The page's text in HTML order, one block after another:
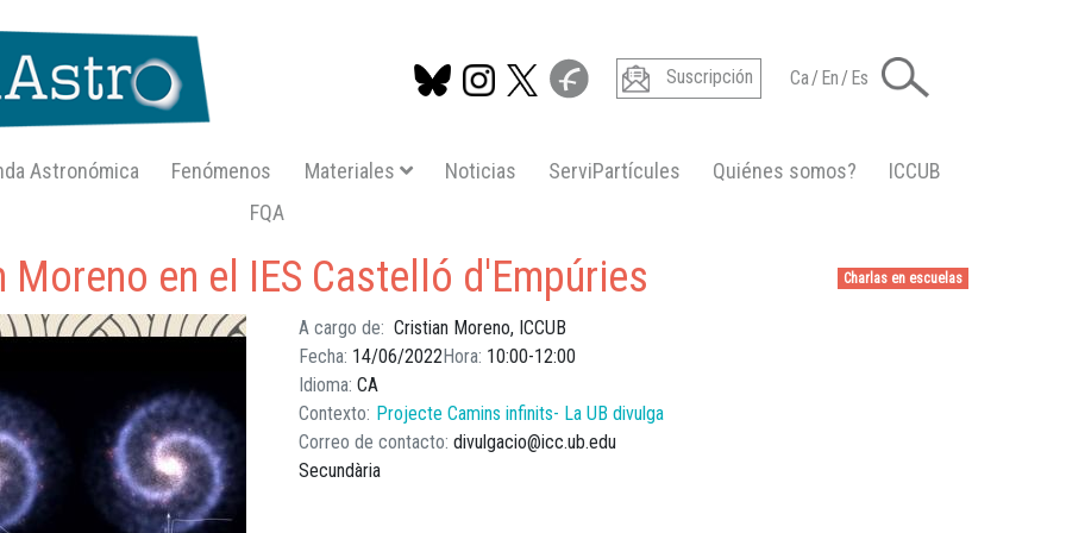
Pasar
contenido
Suscripción Ca/En/Es
Astronómica Fenómenos Materiales Noticias ServiPartícules Quiénes somos?
ICCUB
FQA
cristian moreno en el ies castello dempuries
Charlas en escuelas
en el IES Castelló d'Empúries
A cargo de
Cristian Moreno, ICCUB
Fecha 14/06/2022 Hora 10:00 12:00
Idioma CA
Contexto
Projecte Camins infinits- La UB divulga
Correo de contacto divulgacio@icc.ub.edu
Secundària